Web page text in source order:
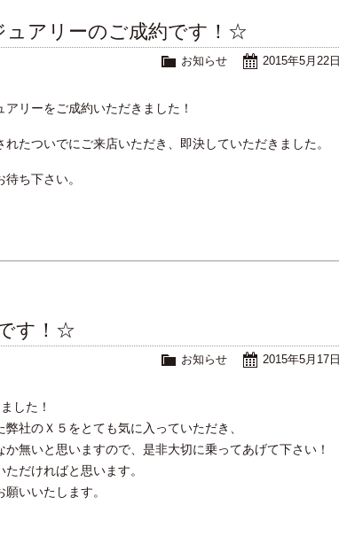
アリーのご成約です！☆
2015年5月22日
お知らせ
リーをご成約いただきました！
たついでにご来店いただき、即決していただきました。
ち下さい。
す！☆
2015年5月17日
お知らせ
した！
社のＸ５をとても気に入っていただき、
無いと思いますので、是非大切に乗ってあげて下さい！
だければと思います。
いいたします。